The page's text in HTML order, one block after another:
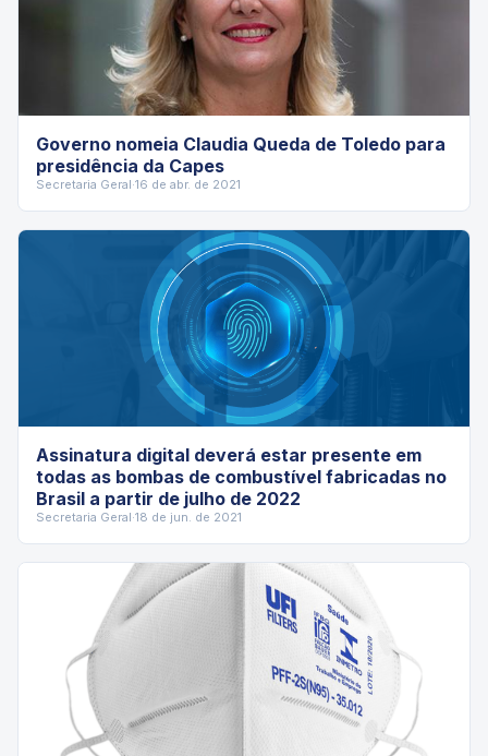
Governo nomeia Claudia Queda de Toledo para
presidência da Capes
Secretaria Geral·16 de abr. de 2021
Assinatura digital deverá estar presente em
todas as bombas de combustível fabricadas no
Brasil a partir de julho de 2022
Secretaria Geral·18 de jun. de 2021